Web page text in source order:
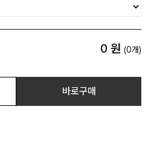
0 원 (0개)
바로구매